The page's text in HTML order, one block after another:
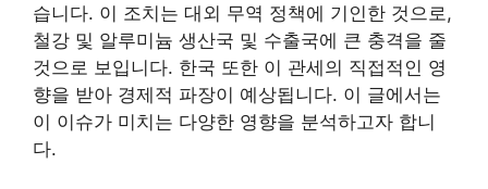
습니다. 이 조치는 대외 무역 정책에 기인한 것으로,
철강 및 알루미늄 생산국 및 수출국에 큰 충격을 줄
것으로 보입니다. 한국 또한 이 관세의 직접적인 영
향을 받아 경제적 파장이 예상됩니다. 이 글에서는
이 이슈가 미치는 다양한 영향을 분석하고자 합니
다.